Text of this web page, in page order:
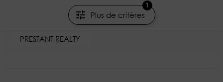
Plus de critères
1
Bordeaux - Gironde
3 chambres
PRESTANT REALTY